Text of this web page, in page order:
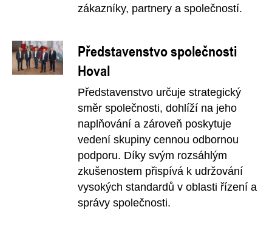
zákazníky, partnery a společností.
Představenstvo společnosti
Hoval
Představenstvo určuje strategický
směr společnosti, dohlíží na jeho
naplňování a zároveň poskytuje
vedení skupiny cennou odbornou
podporu. Díky svým rozsáhlým
zkušenostem přispívá k udržování
vysokých standardů v oblasti řízení a
správy společnosti.